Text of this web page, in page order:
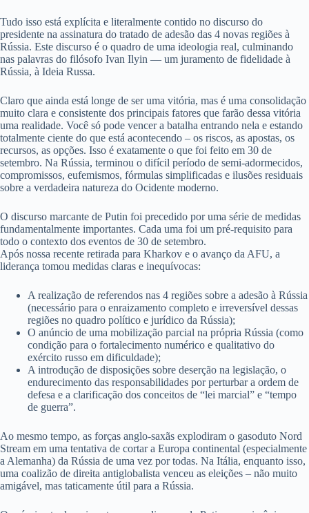
Tudo isso está explícita e literalmente contido no discurso do
presidente na assinatura do tratado de adesão das 4 novas regiões à
Rússia. Este discurso é o quadro de uma ideologia real, culminando
nas palavras do filósofo Ivan Ilyin — um juramento de fidelidade à
Rússia, à Ideia Russa.
Claro que ainda está longe de ser uma vitória, mas é uma consolidação
muito clara e consistente dos principais fatores que farão dessa vitória
uma realidade. Você só pode vencer a batalha entrando nela e estando
totalmente ciente do que está acontecendo – os riscos, as apostas, os
recursos, as opções. Isso é exatamente o que foi feito em 30 de
setembro. Na Rússia, terminou o difícil período de semi-adormecidos,
compromissos, eufemismos, fórmulas simplificadas e ilusões residuais
sobre a verdadeira natureza do Ocidente moderno.
O discurso marcante de Putin foi precedido por uma série de medidas
fundamentalmente importantes. Cada uma foi um pré-requisito para
todo o contexto dos eventos de 30 de setembro.
Após nossa recente retirada para Kharkov e o avanço da AFU, a
liderança tomou medidas claras e inequívocas:
A realização de referendos nas 4 regiões sobre a adesão à Rússia
(necessário para o enraizamento completo e irreversível dessas
regiões no quadro político e jurídico da Rússia);
O anúncio de uma mobilização parcial na própria Rússia (como
condição para o fortalecimento numérico e qualitativo do
exército russo em dificuldade);
A introdução de disposições sobre deserção na legislação, o
endurecimento das responsabilidades por perturbar a ordem de
defesa e a clarificação dos conceitos de “lei marcial” e “tempo
de guerra”.
Ao mesmo tempo, as forças anglo-saxãs explodiram o gasoduto Nord
Stream em uma tentativa de cortar a Europa continental (especialmente
a Alemanha) da Rússia de uma vez por todas. Na Itália, enquanto isso,
uma coalizão de direita antiglobalista venceu as eleições – não muito
amigável, mas taticamente útil para a Rússia.